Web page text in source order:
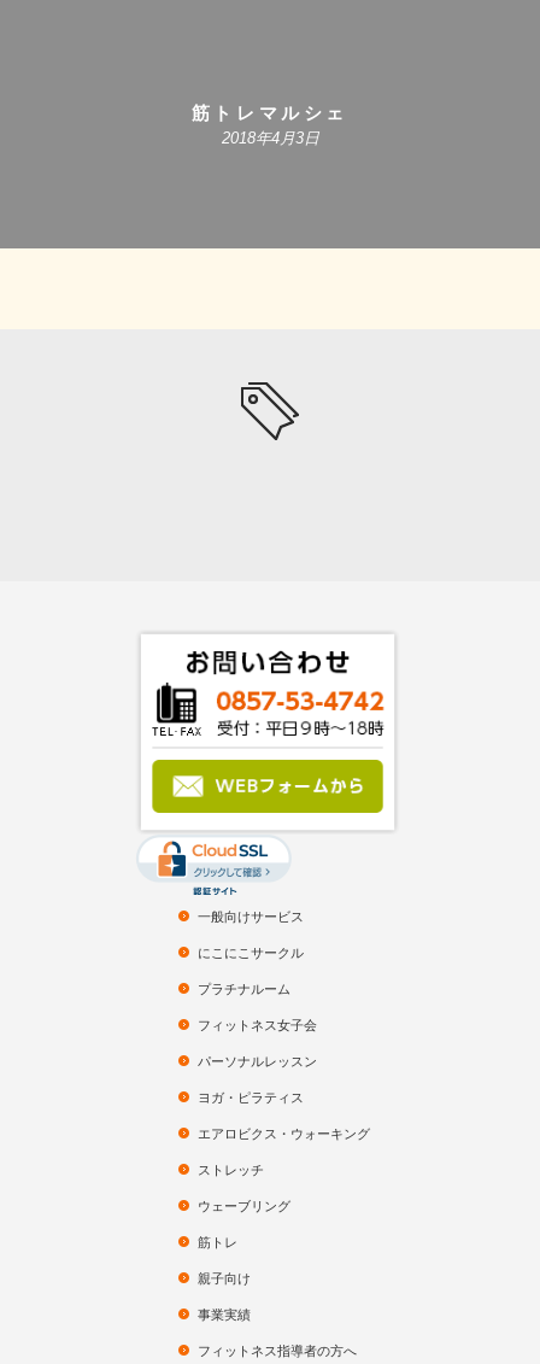
筋トレマルシェ
2018年4月3日
一般向けサービス
にこにこサークル
プラチナルーム
フィットネス女子会
パーソナルレッスン
ヨガ・ピラティス
エアロビクス・ウォーキング
ストレッチ
ウェーブリング
筋トレ
親子向け
事業実績
フィットネス指導者の方へ